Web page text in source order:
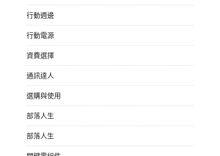
行動週邊
行動電源
資費選擇
通訊達人
選購與使用
部落人生
部落人生